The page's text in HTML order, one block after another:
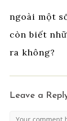
ngoài một
còn biết
ra không?
Leave a
Comment